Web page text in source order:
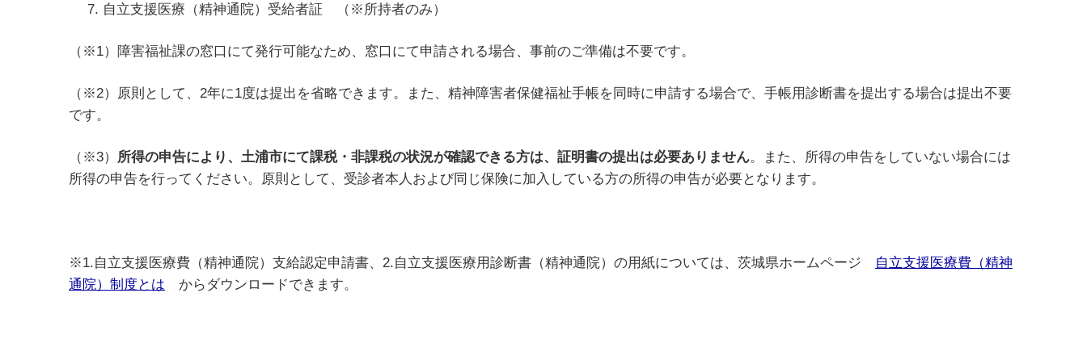
自立支援医療（精神通院）受給者証 （※所持者のみ）
（※1）障害福祉課の窓口にて発行可能なため、窓口にて申請される場合、事前のご準備は不要です。
（※2）原則として、2年に1度は提出を省略できます。また、精神障害者保健福祉手帳を同時に申請する場合で、手帳用診断書を提出する場合は提出不要
です。
（※3） 所得の申告により、土浦市にて課税・非課税の状況が確認できる方は、証明書の提出は必要ありません。また、所得の申告をしていない場合には
所得の申告を行ってください。原則として、受診者本人および同じ保険に加入している方の所得の申告が必要となります。
※1.自立支援医療費（精神通院）支給認定申請書、2.自立支援医療用診断書（精神通院）の用紙については、茨城県ホームページ
自立支援医療費（精神
通院）制度とは からダウンロードできます。